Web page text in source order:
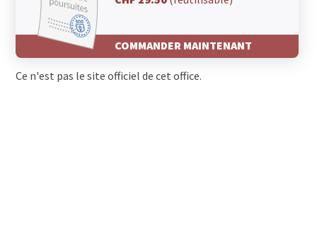
COMMANDER MAINTENANT
Ce n'est pas le site officiel de cet office.